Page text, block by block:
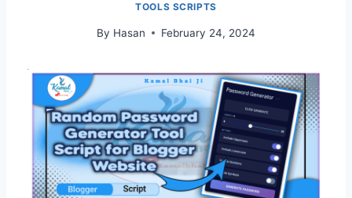
TOOLS SCRIPTS
By Hasan February 24, 2024